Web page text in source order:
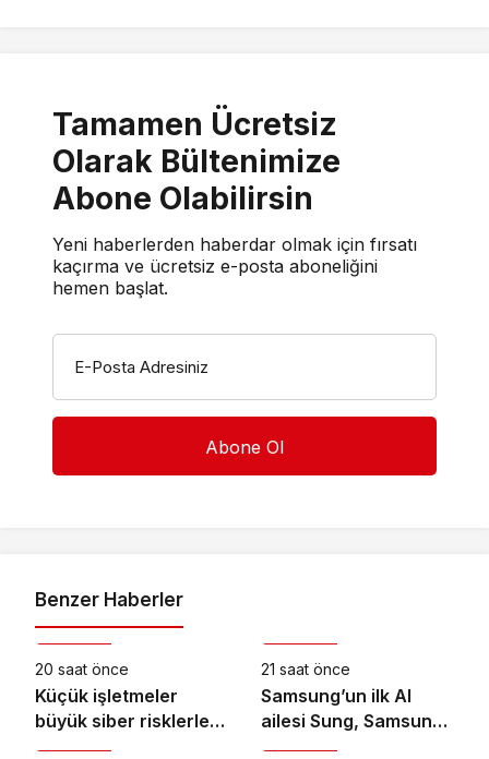
Tamamen Ücretsiz
Olarak Bültenimize
Abone Olabilirsin
Yeni haberlerden haberdar olmak için fırsatı
kaçırma ve ücretsiz e-posta aboneliğini
hemen başlat.
E-Posta Adresiniz
Benzer Haberler
Teknoloji
20 saat önce
Küçük işletmeler
büyük siber risklerle
karşı karşıya
21 saat önce
Samsung’un ilk AI
ailesi Sung, Samsung
akıllı yaşam